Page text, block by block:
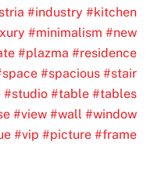
#industry #kitchen
#minimalism #new
#plazma #residence
#spacious #stair
#studio #table #tables
#view #wall #window
#vip #picture #frame